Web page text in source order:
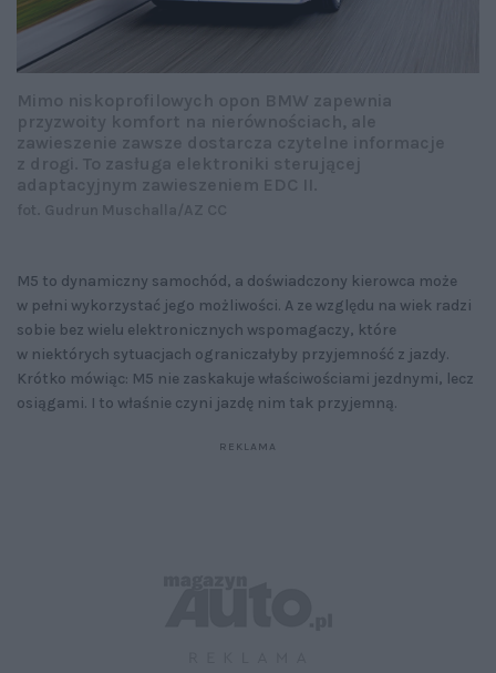
M5 to dynamiczny samochód, a doświadczony kierowca może
w pełni wykorzystać jego możliwości. A ze względu na wiek radzi
sobie bez wielu elektronicznych wspomagaczy, które
w niektórych sytuacjach ograniczałyby przyjemność z jazdy.
Krótko mówiąc: M5 nie zaskakuje właściwościami jezdnymi, lecz
osiągami. I to właśnie czyni jazdę nim tak przyjemną.